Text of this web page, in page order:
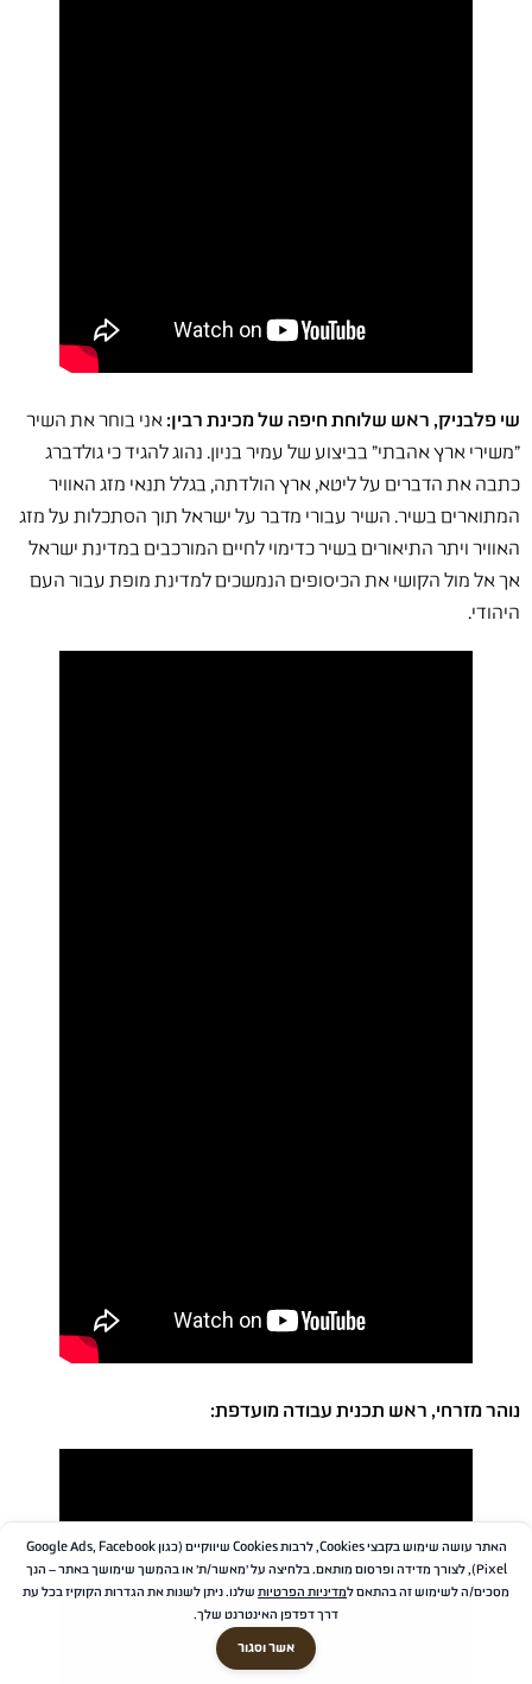
שי פלבניק, ראש שלוחת חיפה של מכינת רבין: אני בוחר את השיר
"משירי ארץ אהבתי" בביצוע של עמיר בניון. נהוג להגיד כי גולדברג
כתבה את הדברים על ליטא, ארץ הולדתה, בגלל תנאי מזג האוויר
המתוארים בשיר. השיר עבורי מדבר על ישראל תוך הסתכלות על מזג
האוויר ויתר התיאורים בשיר כדימוי לחיים המורכבים במדינת ישראל
אך אל מול הקושי את הכיסופים הנמשכים למדינת מופת עבור העם
היהודי.
נוהר מזרחי, ראש תכנית עבודה מועדפת:
אשר וסגור
האתר עושה שימוש בקבצי Cookies, לרבות Cookies שיווקיים (כגון Google Ads, Facebook
Pixel), לצורך מדידה ופרסום מותאם. בלחיצה על 'מאשר/ת' או בהמשך שימושך באתר – הנך
מסכים/ה לשימוש זה בהתאם למדיניות הפרטיות שלנו. ניתן לשנות את הגדרות הקוקיז בכל עת
דרך דפדפן האינטרנט שלך.